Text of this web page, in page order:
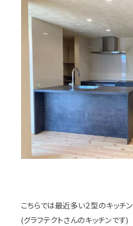
こちらでは最近多い２型のキッチ
(グラフテクトさんのキッチンです)